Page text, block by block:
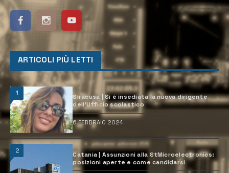
ARTICOLI PIÙ LETTI
1
Siracusa | Si è insediata la nuova dirigente
dell’Ufficio scolastico
6 FEBBRAIO 2024
2
Catania | Assunzioni alla StMicroelectronics:
posizioni aperte e come candidarsi